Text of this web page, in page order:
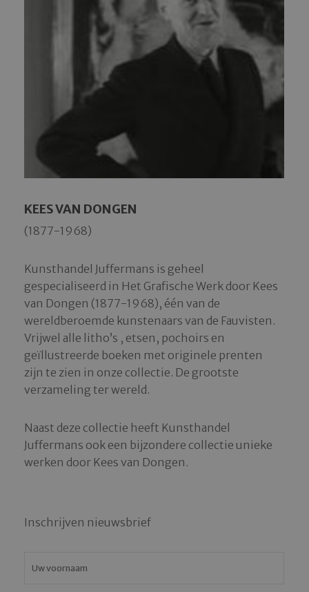
KEES VAN DONGEN
(1877-1968)
Kunsthandel Juffermans is geheel
gespecialiseerd in Het Grafische Werk door Kees
van Dongen (1877-1968), één van de
wereldberoemde kunstenaars van de Fauvisten.
Vrijwel alle litho’s , etsen, pochoirs en
geïllustreerde boeken met originele prenten
zijn te zien in onze collectie. De grootste
verzameling ter wereld.
Naast deze collectie heeft Kunsthandel
Juffermans ook een bijzondere collectie unieke
werken door Kees van Dongen.
Inschrijven nieuwsbrief